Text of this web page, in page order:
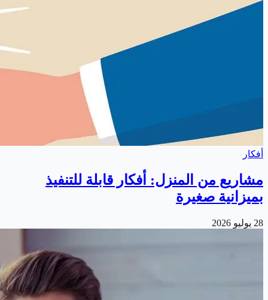
أفكار
مشاريع من المنزل: أفكار قابلة للتنفيذ
بميزانية صغيرة
28 يوليو 2026